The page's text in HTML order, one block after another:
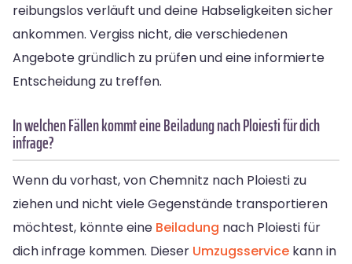
reibungslos verläuft und deine Habseligkeiten sicher
ankommen. Vergiss nicht, die verschiedenen
Angebote gründlich zu prüfen und eine informierte
Entscheidung zu treffen.
In welchen Fällen kommt eine Beiladung nach Ploiesti für dich
infrage?
Wenn du vorhast, von Chemnitz nach Ploiesti zu
ziehen und nicht viele Gegenstände transportieren
möchtest, könnte eine Beiladung nach Ploiesti für
dich infrage kommen. Dieser Umzugsservice kann in